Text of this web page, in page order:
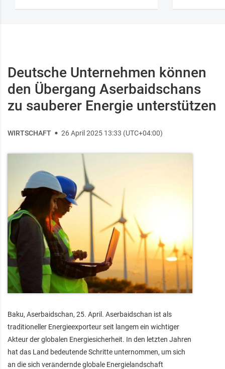
Deutsche Unternehmen können
den Übergang Aserbaidschans
zu sauberer Energie unterstützen
WIRTSCHAFT 26 April 2025 13:33 (UTC+04:00)
Baku, Aserbaidschan, 25. April. Aserbaidschan ist als
traditioneller Energieexporteur seit langem ein wichtiger
Akteur der globalen Energiesicherheit. In den letzten Jahren
hat das Land bedeutende Schritte unternommen, um sich
an die sich verändernde globale Energielandschaft